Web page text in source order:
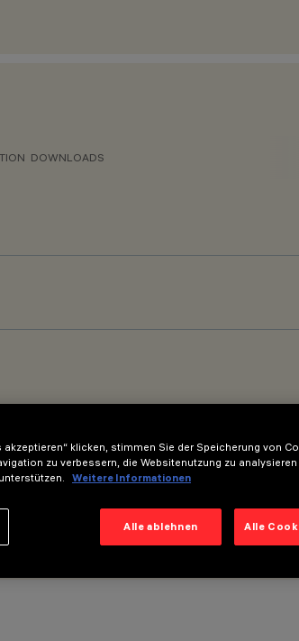
DOWNLOADS
akzeptieren“ klicken, stimmen Sie der Speicherung von
zu verbessern, die Websitenutzung zu
Weitere Informationen
Alle ablehnen Alle